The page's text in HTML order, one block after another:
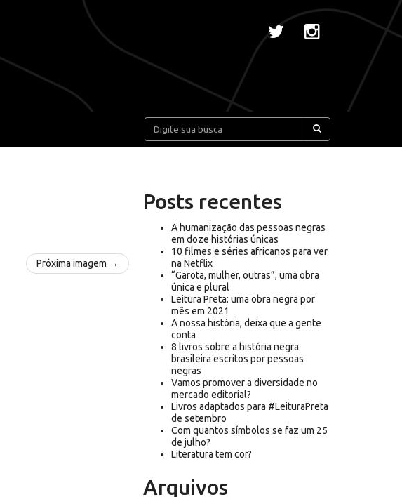
Pesquisar:
Próxima imagem →
Posts recentes
A humanização das pessoas negras
em doze histórias únicas
10 filmes e séries africanos para ver
na Netflix
“Garota, mulher, outras”, uma obra
única e plural
Leitura Preta: uma obra negra por
mês em 2021
A nossa história, deixa que a gente
conta
8 livros sobre a história negra
brasileira escritos por pessoas
negras
Vamos promover a diversidade no
mercado editorial?
Livros adaptados para #LeituraPreta
de setembro
Com quantos símbolos se faz um 25
de julho?
Literatura tem cor?
Arquivos